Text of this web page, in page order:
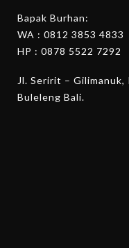
Bapak Burhan:
WA : 0812 3853 4833
HP : 0878 5522 7292
Jl. Seririt – Gilimanuk,
Buleleng Bali.